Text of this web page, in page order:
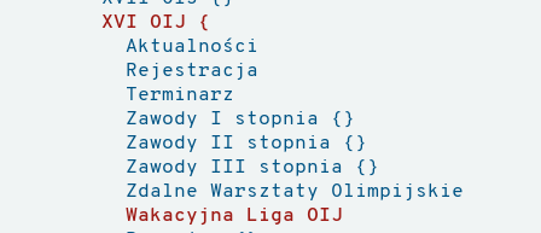
XVI OIJ
Aktualności
Rejestracja
Terminarz
Zawody I stopnia
Zawody II stopnia
Zawody III stopnia
Zdalne Warsztaty Olimpijskie
Wakacyjna Liga OIJ